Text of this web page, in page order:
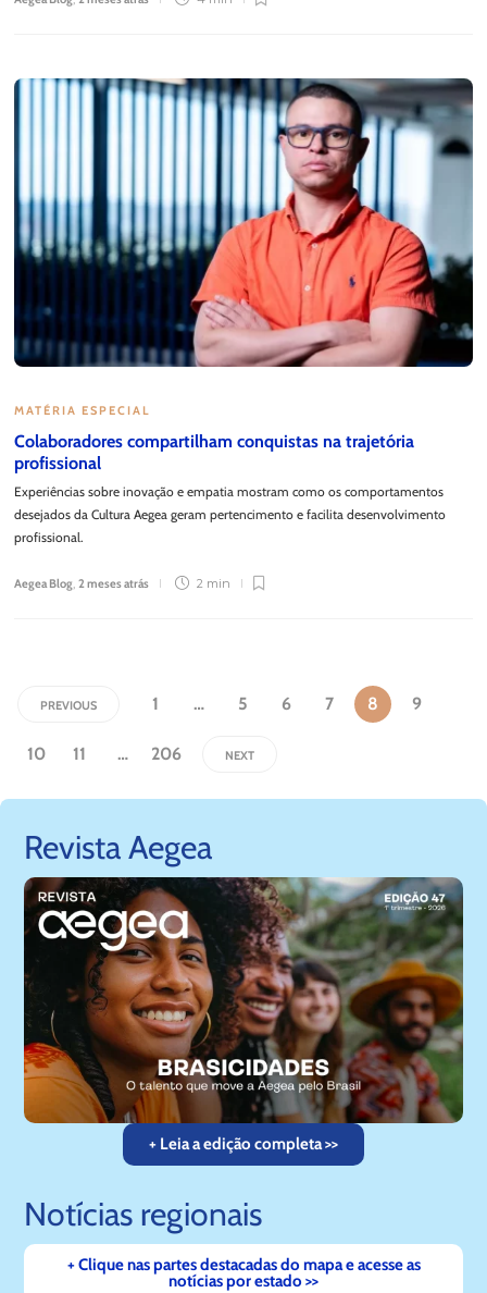
MATÉRIA ESPECIAL
Colaboradores compartilham conquistas na trajetória
profissional
Experiências sobre inovação e empatia mostram como os comportamentos
desejados da Cultura Aegea geram pertencimento e facilita desenvolvimento
profissional.
Aegea Blog,2 meses atrás 2 min
PREVIOUS 1 … 5 6 7 8 9
10 11 … 206 NEXT
Revista Aegea
+ Leia a edição completa >>
Notícias regionais
+ Clique nas partes destacadas do mapa e acesse as
notícias por estado >>